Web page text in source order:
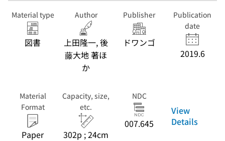
Material type
図書
Author
上田隆一, 後
藤大地 著ほ
か
Publisher
ドワンゴ
Publication
date
2019.6
Material
Format
Paper
Capacity, size,
etc.
302p ; 24cm
NDC
007.645
View
Details